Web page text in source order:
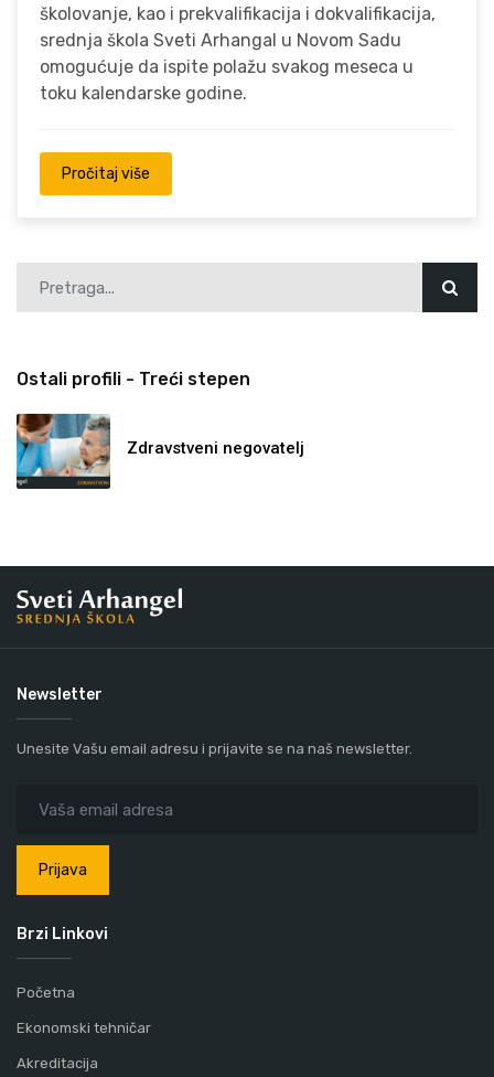
školovanje, kao i prekvalifikacija i dokvalifikacija,
srednja škola Sveti Arhangal u Novom Sadu
omogućuje da ispite polažu svakog meseca u
toku kalendarske godine.
Pročitaj više
Ostali profili - Treći stepen
Zdravstveni negovatelj
Newsletter
Unesite Vašu email adresu i prijavite se na naš newsletter.
Prijava
Brzi Linkovi
Početna
Ekonomski tehničar
Akreditacija